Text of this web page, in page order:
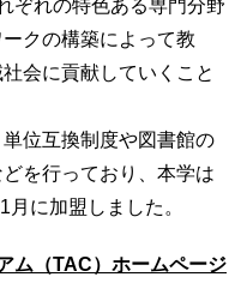
クの構築によって教
会に貢献していくこと
位互換制度や図書館の
を行っており、本学は
に加盟しました。
ム（TAC）ホームページ